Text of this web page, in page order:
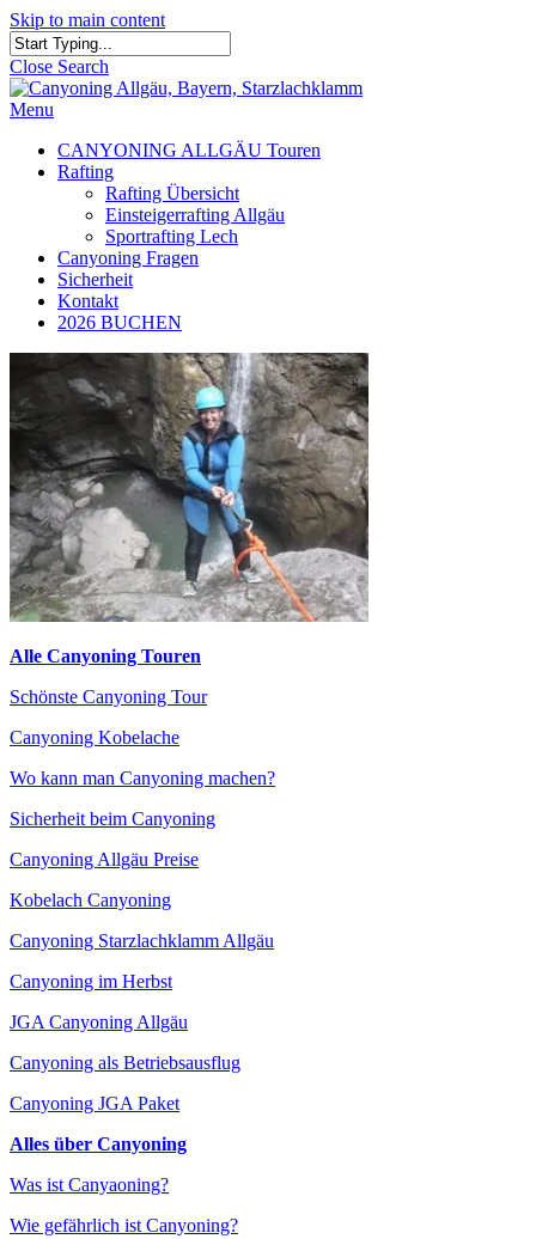
Skip to main content
Close Search
Menu
CANYONING ALLGÄU Touren
Rafting
Rafting Übersicht
Einsteigerrafting Allgäu
Sportrafting Lech
Canyoning Fragen
Sicherheit
Kontakt
2026 BUCHEN
Alle Canyoning Touren
Schönste Canyoning Tour
Canyoning Kobelache
Wo kann man Canyoning machen?
Sicherheit beim Canyoning
Canyoning Allgäu Preise
Kobelach Canyoning
Canyoning Starzlachklamm Allgäu
Canyoning im Herbst
JGA Canyoning Allgäu
Canyoning als Betriebsausflug
Canyoning JGA Paket
Alles über Canyoning
Was ist Canyaoning?
Wie gefährlich ist Canyoning?